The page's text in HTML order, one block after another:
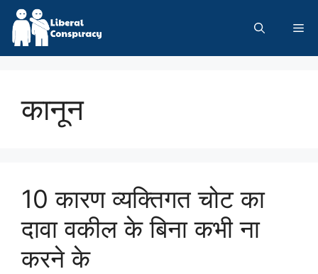
Skip
content
कानून
10 कारण व्यक्तिगत चोट का
दावा वकील के बिना कभी ना
करने के